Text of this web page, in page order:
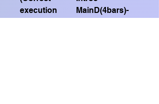
execution
MainD(4bars)-